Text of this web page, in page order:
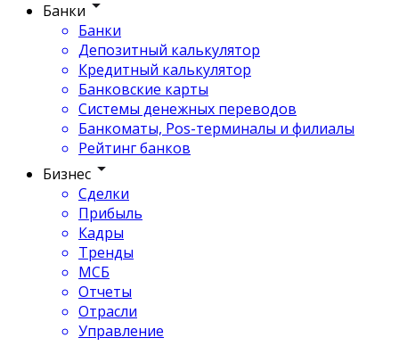
Банки
Банки
Депозитный калькулятор
Кредитный калькулятор
Банковские карты
Системы денежных переводов
Банкоматы, Pos-терминалы и филиалы
Рейтинг банков
Бизнес
Сделки
Прибыль
Кадры
Тренды
МСБ
Отчеты
Отрасли
Управление